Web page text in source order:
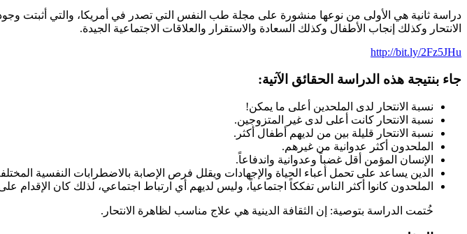
دراسة ثانية هي الأولى من نوعها منشورة على مجلة طب النفس التي تصدر في أمريكا، والتي أثبتت وجود
الانتحار وكذلك إنجاب الأطفال وكذلك السعادة والاستقرار والعلاقات الاجتماعية الجيدة.
http://bit.ly/2Fz5JHu
جاء بنتيجة هذه الدراسة الحقائق الآتية:
نسبة الانتحار لدى الملحدين أعلى ما يمكن!
نسبة الانتحار كانت أعلى لدى غير المتزوجين.
نسبة الانتحار قليلة بين من لديهم أطفال أكثر.
الملحدون أكثر عدوانية من غيرهم.
الإنسان المؤمن أقل غضباً وعدوانية واندفاعاً.
الدين يساعد على تحمل أعباء الحياة والإجهادات ويقلل فرص الإصابة بالاضطرابات النفسية
الملحدون كانوا أكثر الناس تفككاً اجتماعياً، وليس لديهم أي ارتباط اجتماعي، لذلك كان الإقدام على
خُتمت الدراسة بتوصية: إن الثقافة الدينية هي علاج مناسب لظاهرة الانتحار.